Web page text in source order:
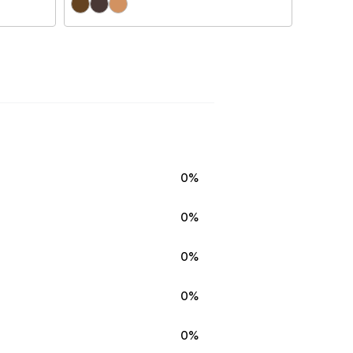
0%
0%
0%
0%
0%